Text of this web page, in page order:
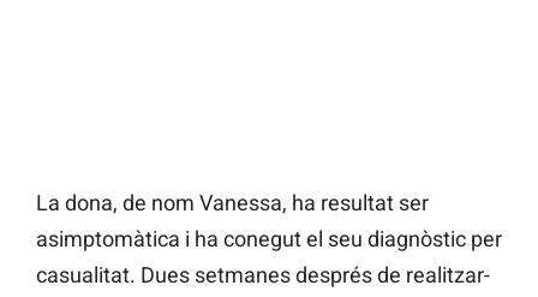
La dona, de nom Vanessa, ha resultat ser
asimptomàtica i ha conegut el seu diagnòstic per
casualitat. Dues setmanes després de realitzar-